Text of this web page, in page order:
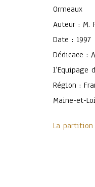
Ormeaux
Auteur : M.
Date : 1997
Dédicace :
l’Equipage
Région :
Maine-et-
La partition